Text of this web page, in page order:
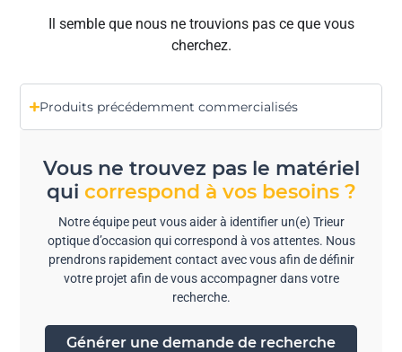
Il semble que nous ne trouvions pas ce que vous
cherchez.
Produits précédemment commercialisés
Vous ne trouvez pas le matériel
qui correspond à vos besoins ?
Notre équipe peut vous aider à identifier un(e) Trieur
optique d’occasion qui correspond à vos attentes. Nous
prendrons rapidement contact avec vous afin de définir
votre projet afin de vous accompagner dans votre
recherche.
Générer une demande de recherche